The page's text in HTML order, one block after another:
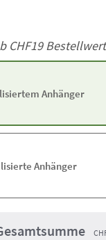
CHF19Bestellwert
Anhänger
Anhänger